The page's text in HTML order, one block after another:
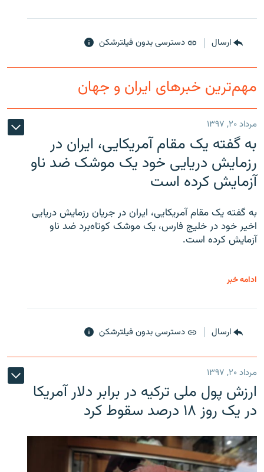
ارسال دسترسی بدون فیلترشکن
مهم‌ترین خبرهای ایران و جهان
مرداد ۲۰, ۱۳۹۷
به گفته یک مقام آمریکایی، ایران در
رزمایش دریایی خود یک موشک ضد ناو
آزمایش کرده است
به گفته یک مقام آمریکایی، ایران در جریان رزمایش دریایی
اخیر خود در خلیج فارس، یک موشک کوتاه‌برد ضد ناو
آزمایش کرده است.
ادامه خبر
ارسال دسترسی بدون فیلترشکن
مرداد ۲۰, ۱۳۹۷
ارزش پول ملی ترکیه در برابر دلار آمریکا
در یک روز ۱۸ درصد سقوط کرد